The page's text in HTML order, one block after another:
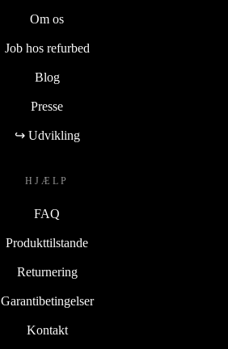
Om os
Job hos refurbed
Blog
Presse
↪ Udvikling
HJÆLP
FAQ
Produkttilstande
Returnering
Garantibetingelser
Kontakt